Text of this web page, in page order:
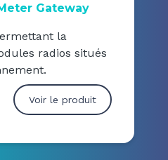
Gateway
la
radios situés
Voir le produit